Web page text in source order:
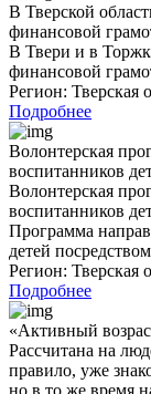
В Тверской
финансовой
В Твери и в
финансовой
Регион: Тверская
Подробнее
Волонтерская
воспитанников
Волонтерская
воспитанников
Программа
детей
Регион: Тверская
Подробнее
«Активный
Рассчитана на
правило, уже
но в то же время